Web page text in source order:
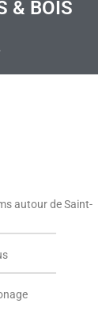
& BOIS
autour de Saint-